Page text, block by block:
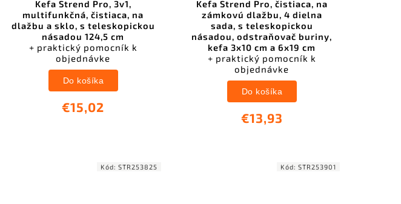
Kefa Strend Pro, 3v1,
multifunkčná, čistiaca, na
dlažbu a sklo, s teleskopickou
násadou 124,5 cm
+ praktický pomocník k
objednávke
€15,02
Do košíka
Kefa Strend Pro, čistiaca, na
zámkovú dlažbu, 4 dielna
sada, s teleskopickou
násadou, odstraňovač buriny,
kefa 3x10 cm a 6x19 cm
+ praktický pomocník k
objednávke
€13,93
Do košíka
Kód:STR253825 Kód:STR253901